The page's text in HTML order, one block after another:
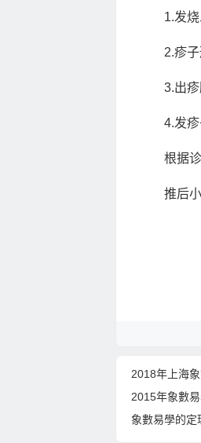
1.发
2.疹
3.出
4.发
根据
推后
2018年上海
2015年象數
象數易學的定